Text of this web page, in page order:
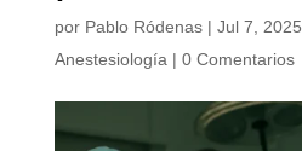
por Pablo Ródenas| Jul 7, 2025
Anestesiología | 0 Comentarios